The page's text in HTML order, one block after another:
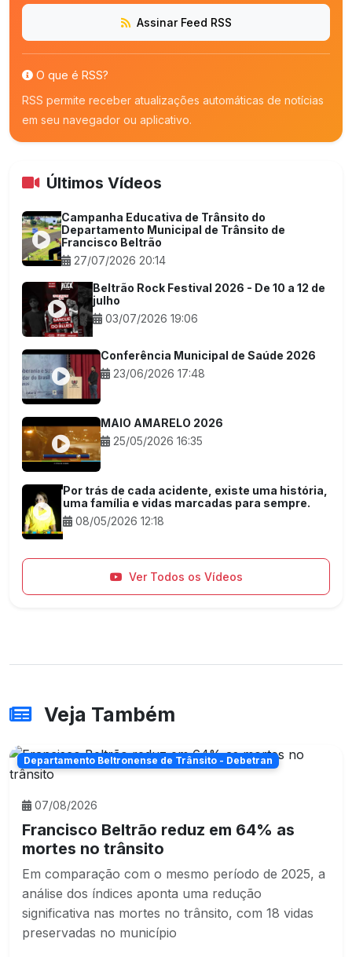
Assinar Feed RSS
O que é RSS?
RSS permite receber atualizações automáticas de notícias
em seu navegador ou aplicativo.
Últimos Vídeos
Campanha Educativa de Trânsito do
Departamento Municipal de Trânsito de
Francisco Beltrão
27/07/2026 20:14
Beltrão Rock Festival 2026 - De 10 a 12 de
julho
03/07/2026 19:06
Conferência Municipal de Saúde 2026
23/06/2026 17:48
MAIO AMARELO 2026
25/05/2026 16:35
Por trás de cada acidente, existe uma história,
uma família e vidas marcadas para sempre.
08/05/2026 12:18
Ver Todos os Vídeos
Veja Também
Departamento Beltronense de Trânsito - Debetran
07/08/2026
Francisco Beltrão reduz em 64% as
mortes no trânsito
Em comparação com o mesmo período de 2025, a
análise dos índices aponta uma redução
significativa nas mortes no trânsito, com 18 vidas
preservadas no município